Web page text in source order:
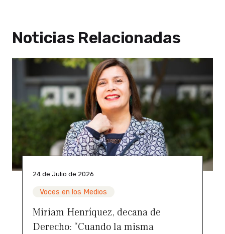
Noticias Relacionadas
24 de Julio de 2026
Voces en los Medios
Miriam Henríquez, decana de
Derecho: “Cuando la misma